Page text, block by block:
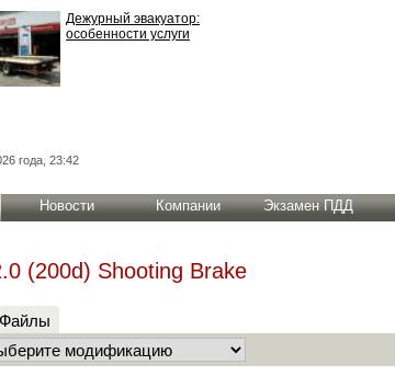
Дежурный эвакуатор:
особенности услуги
года, 23:42
Новости Компании Экзамен ПДД
(200d) Shooting Brake
Файлы